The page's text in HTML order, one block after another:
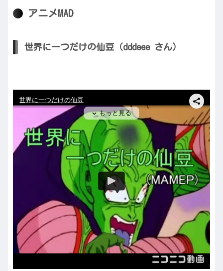
アニメMAD
世界に一つだけの仙豆（dddeee さん）